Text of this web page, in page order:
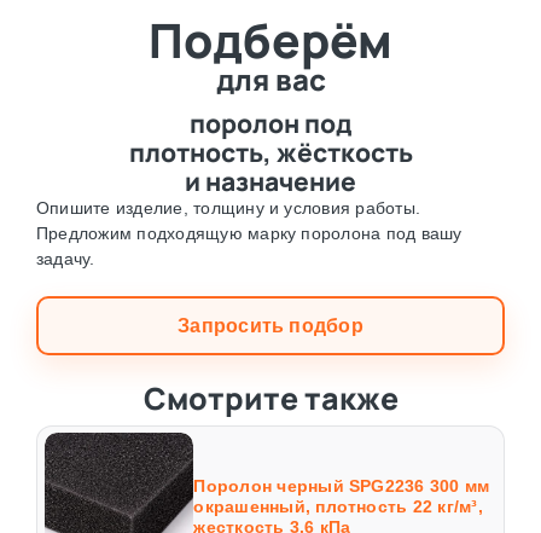
Подберём
для вас
поролон под
плотность, жёсткость
и назначение
Опишите изделие, толщину и условия работы.
Предложим подходящую марку поролона под вашу
задачу.
Запросить подбор
Смотрите также
Поролон черный SPG2236 300 мм
окрашенный, плотность 22 кг/м³,
жесткость 3.6 кПа